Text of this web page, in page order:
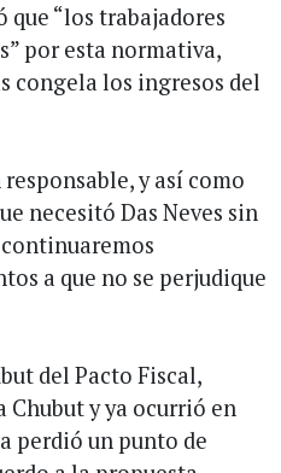
“los trabajadores
por esta normativa,
congela los ingresos del
y así como
necesitó Das Neves sin
a que no se perjudique
del Pacto Fiscal,
Chubut y ya ocurrió en
perdió un punto de